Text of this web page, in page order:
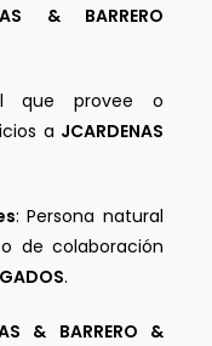
& BARRERO
que provee o
a JCARDENAS
: Persona natural
de colaboración
.
& BARRERO &